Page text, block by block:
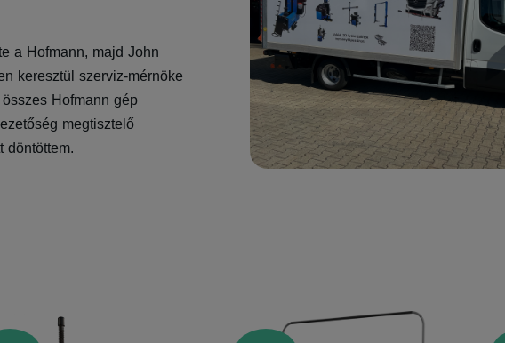
a Hofmann, majd John
keresztül szerviz-mérnöke
Hofmann gép
megtisztelő
döntöttem.